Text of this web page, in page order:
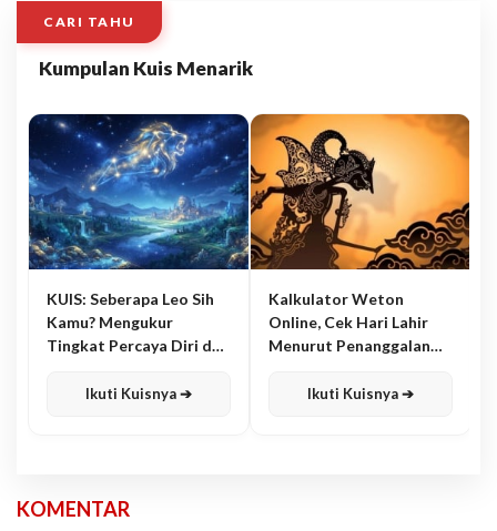
CARI TAHU
Kumpulan Kuis Menarik
KUIS: Seberapa Leo Sih
Kamu? Mengukur
Tingkat Percaya Diri dan
Ikuti Kuisnya ➔
Kalkulator Weton
Online, Cek Hari Lahir
Menurut Penanggalan
Ikuti Kuisnya ➔
KOMENTAR